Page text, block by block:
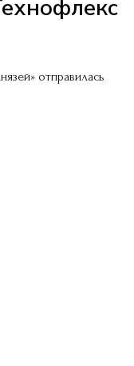
отправилась